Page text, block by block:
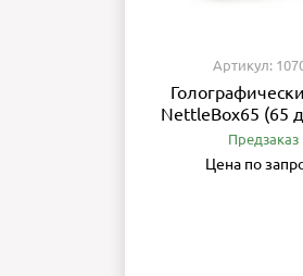
Артикул:
NettleBox65 (65
Предзаказ
Цена по